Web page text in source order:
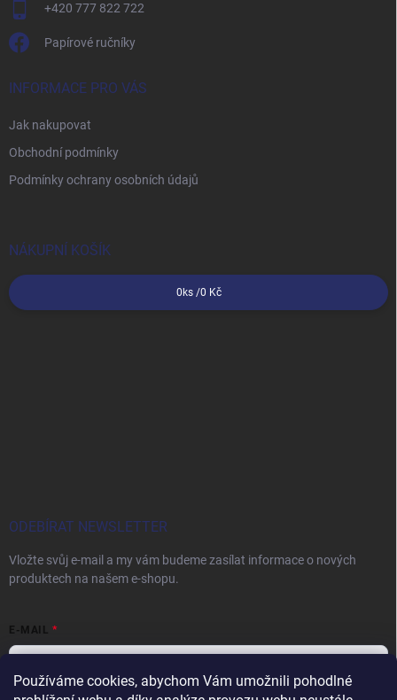
Používáme cookies, abychom Vám umožnili pohodlné
+420 777 822 722
Papírové ručníky
INFORMACE PRO VÁS
Jak nakupovat
Obchodní podmínky
Podmínky ochrany osobních údajů
NÁKUPNÍ KOŠÍK
0 ks /0 Kč
ODEBÍRAT NEWSLETTER
Vložte svůj e-mail a my vám budeme zasílat informace o nových
produktech na našem e-shopu.
E-MAIL